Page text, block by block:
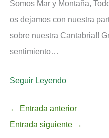
Somos Mar y Montaña,
os dejamos con nuestra
sobre nuestra Cantabria!!
sentimiento…
Seguir Leyendo
← Entrada anterior
Entrada siguiente →